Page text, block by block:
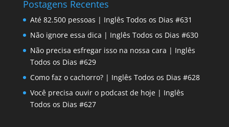
Postagens Recentes
Até 82.500 pessoas | Inglês Todos os Dias #631
Não ignore essa dica | Inglês Todos os Dias #630
Não precisa esfregar isso na nossa cara | Inglês
Todos os Dias #629
Como faz o cachorro? | Inglês Todos os Dias #628
Você precisa ouvir o podcast de hoje | Inglês
Todos os Dias #627